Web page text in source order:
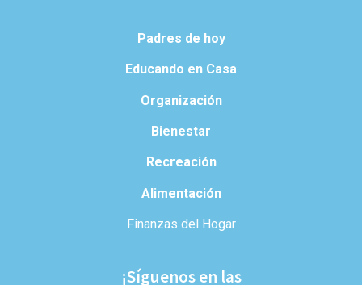
Padres de hoy
Educando en Casa
Organización
Bienestar
Recreación
Alimentación
Finanzas del Hogar
¡Síguenos en las